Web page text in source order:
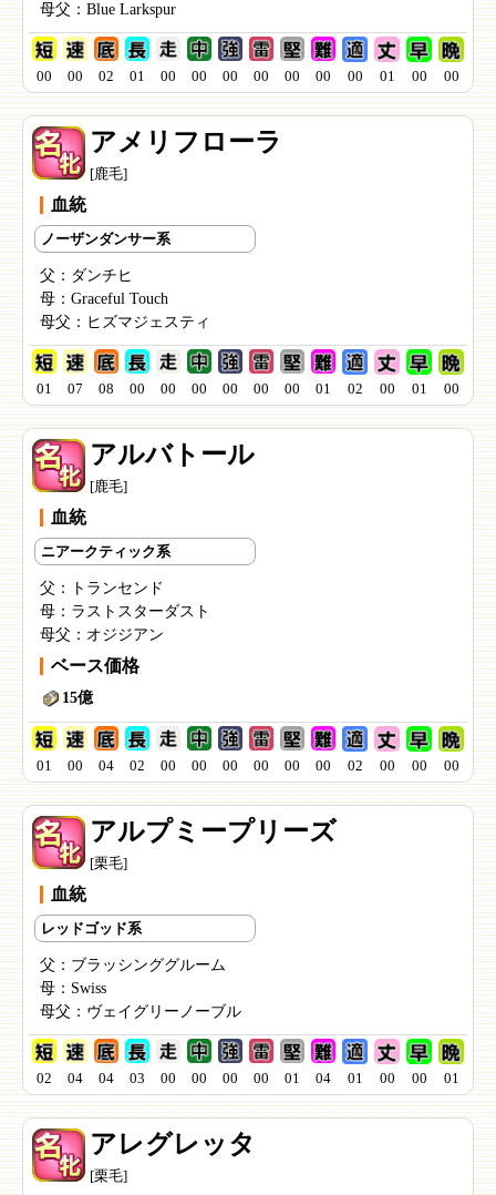
母父： Blue Larkspur
00 00 02 01 00 00 00 00 00 00 00 01 00 00
アメリフローラ
[鹿毛]
血統
ノーザンダンサー系
父： ダンチヒ
母： Graceful Touch
母父： ヒズマジェスティ
01 07 08 00 00 00 00 00 00 01 02 00 01 00
アルバトール
[鹿毛]
血統
ニアークティック系
父：
トランセンド
母： ラストスターダスト
母父： オジジアン
ベース価格
15億
01 00 04 02 00 00 00 00 00 00 02 00 00 00
アルプミープリーズ
[栗毛]
血統
レッドゴッド系
父： ブラッシンググルーム
母： Swiss
母父： ヴェイグリーノーブル
02 04 04 03 00 00 00 00 01 04 01 00 00 01
アレグレッタ
[栗毛]